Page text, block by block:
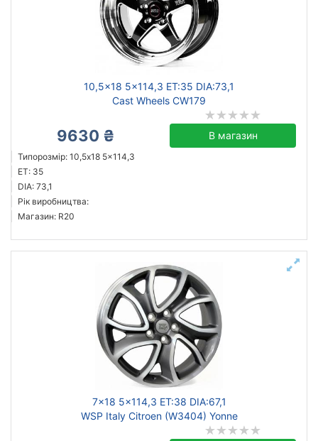
10,5x18 5x114,3 ET:35 DIA:73,1
Cast Wheels CW179
9630 ₴ В магазин
Типорозмір: 10,5x18 5x114,3
ET: 35
DIA: 73,1
Рік виробництва:
Магазин: R20
7x18 5x114,3 ET:38 DIA:67,1
WSP Italy Citroen (W3404) Yonne